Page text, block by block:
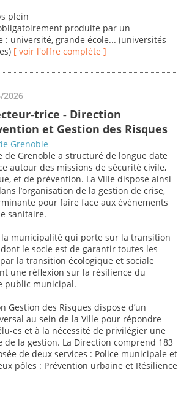
plein
produite par un
: université, grande école... (universités
[ voir l'offre complète ]
2026
trice - Direction
et Gestion des Risques
Grenoble
de Grenoble a structuré de longue date
autour des missions de sécurité civile,
et de prévention. La Ville dispose ainsi
l’organisation de la gestion de crise,
pour faire face aux événements
sanitaire.
municipalité qui porte sur la transition
le socle est de garantir toutes les
la transition écologique et sociale
une réflexion sur la résilience du
public municipal.
Gestion des Risques dispose d’un
au sein de la Ville pour répondre
es et à la nécessité de privilégier une
la gestion. La Direction comprend 183
de deux services : Police municipale et
pôles : Prévention urbaine et Résilience